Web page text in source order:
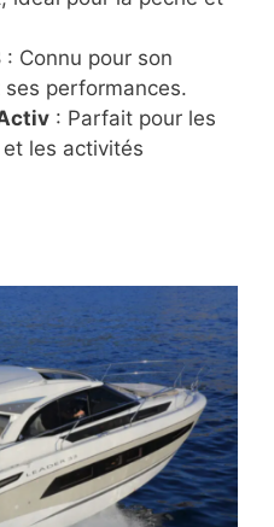
: Connu pour son
performances.
: Parfait pour les
les activités